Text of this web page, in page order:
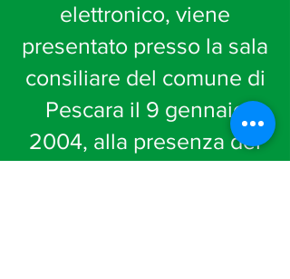
elettronico, viene
presentato presso la sala
consiliare del comune di
Pescara il 9 gennaio
2004, alla presenza dei